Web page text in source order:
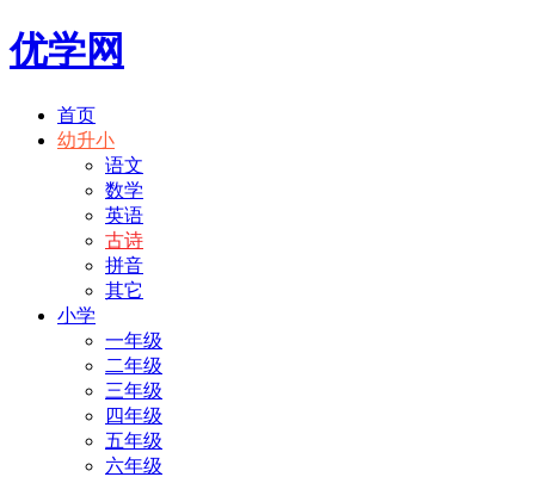
优学网
首页
幼升小
语文
数学
英语
古诗
拼音
其它
小学
一年级
二年级
三年级
四年级
五年级
六年级